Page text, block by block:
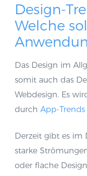
Design-
Welche
Das Design im
somit auch das
Webdesign. Es
durch App-Trends
Derzeit gibt es im
starke
oder flache